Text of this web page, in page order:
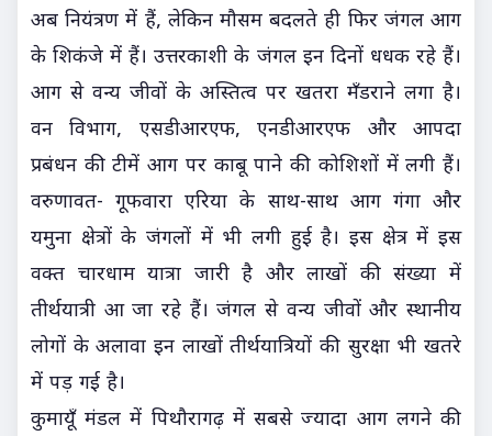
अब नियंत्रण में हैं, लेकिन मौसम बदलते ही फिर जंगल आग
के शिकंजे में हैं। उत्तरकाशी के जंगल इन दिनों धधक रहे हैं।
आग से वन्य जीवों के अस्तित्व पर खतरा मँडराने लगा है।
वन विभाग, एसडीआरएफ, एनडीआरएफ और आपदा
प्रबंधन की टीमें आग पर काबू पाने की कोशिशों में लगी हैं।
वरुणावत- गूफवारा एरिया के साथ-साथ आग गंगा और
यमुना क्षेत्रों के जंगलों में भी लगी हुई है। इस क्षेत्र में इस
वक्त चारधाम यात्रा जारी है और लाखों की संख्या में
तीर्थयात्री आ जा रहे हैं। जंगल से वन्य जीवों और स्थानीय
लोगों के अलावा इन लाखों तीर्थयात्रियों की सुरक्षा भी खतरे
में पड़ गई है।
कुमायूँ मंडल में पिथौरागढ़ में सबसे ज्यादा आग लगने की